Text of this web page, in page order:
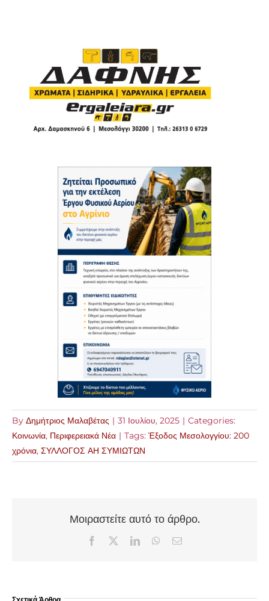
By Δημήτριος Μαλαβέτας | 31 Ιουλίου, 2025 | Categories:
Κοινωνία, Περιφερειακά Νέα | Tags: Έξοδος Μεσολογγίου: 200
χρόνια, ΣΥΛΛΟΓΟΣ ΑΗ ΣΥΜΙΩΤΩΝ
Μοιραστείτε αυτό το άρθρο.
Facebook LinkedInWhatsApp
Email